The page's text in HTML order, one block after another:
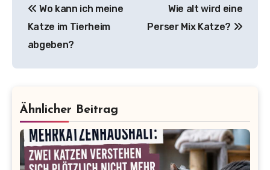
Wo kann ich meine
Katze im Tierheim
abgeben?
Wie alt wird eine
Perser Mix Katze?
Ähnlicher Beitrag